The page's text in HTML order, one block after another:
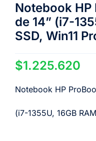
Notebook HP
de 14” (i7-
SSD, Win11
$1.225.620
Notebook HP
(i7-1355U, 16GB